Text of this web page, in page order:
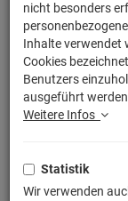
nicht besonders
Inhalte verwendet
Cookies
Benutzers
ausgeführt
Weitere Infos
Statistik
Wir verwenden